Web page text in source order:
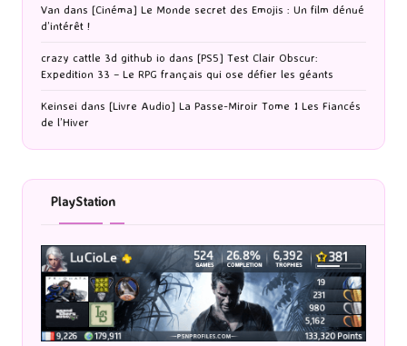
Van dans [Cinéma] Le Monde secret des Emojis : Un film dénué
d’intérêt !
crazy cattle 3d github io dans [PS5] Test Clair Obscur:
Expedition 33 – Le RPG français qui ose défier les géants
Keinsei dans [Livre Audio] La Passe-Miroir Tome 1 Les Fiancés
de l’Hiver
PlayStation